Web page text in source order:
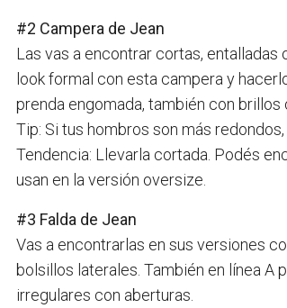
#2 Campera de Jean
Las vas a encontrar cortas,
look formal con esta campera y
prenda engomada, también con
Tip: Si tus hombros son más
Tendencia: Llevarla cortada. Podés
usan en la versión oversize.
#3 Falda de Jean
Vas a encontrarlas en sus versiones
bolsillos laterales. También en línea A
irregulares con aberturas.